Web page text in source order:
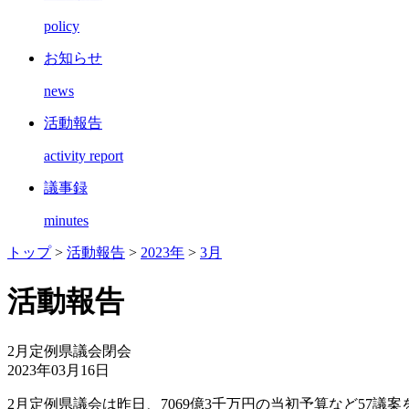
policy
お知らせ
news
活動報告
activity report
議事録
minutes
トップ> 活動報告 > 2023年 > 3月
活動報告
2月定例県議会閉会
2023年03月16日
2月定例県議会は昨日、7069億3千万円の当初予算など57議案